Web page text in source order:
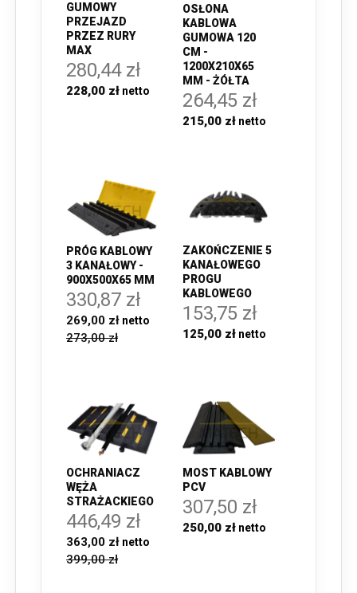
GUMOWY
PRZEJAZD
PRZEZ RURY
MAX
280,44 zł
228,00 zł
OSŁONA
KABLOWA
GUMOWA 120
CM -
1200X210X65
MM - ŻÓŁTA
264,45 zł
215,00 zł
PRÓG KABLOWY
3 KANAŁOWY -
900X500X65 MM
330,87 zł
269,00 zł
273,00 zł
ZAKOŃCZENIE 5
KANAŁOWEGO
PROGU
KABLOWEGO
153,75 zł
125,00 zł
OCHRANIACZ
WĘŻA
STRAŻACKIEGO
446,49 zł
363,00 zł
399,00 zł
MOST KABLOWY
PCV
307,50 zł
250,00 zł